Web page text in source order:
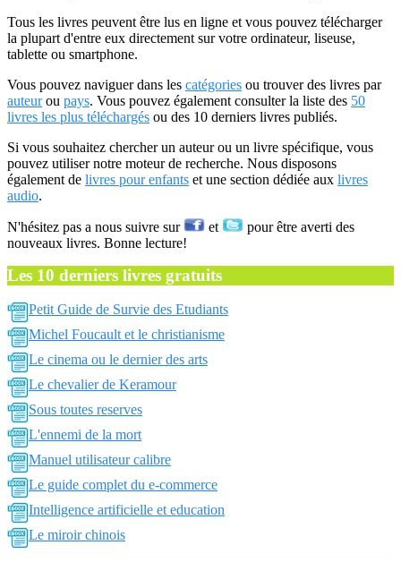
Tous les livres peuvent être lus en ligne et vous pouvez télécharger
la plupart d'entre eux directement sur votre ordinateur, liseuse,
tablette ou smartphone.
Vous pouvez naviguer dans les catégories ou trouver des livres par
auteurou pays. Vous pouvez également consulter la liste des 50
livres les plus téléchargés ou des 10 derniers livres publiés.
Si vous souhaitez chercher un auteur ou un livre spécifique, vous
pouvez utiliser notre moteur de recherche. Nous disposons
également de livres pour enfants et une section dédiée aux livres
audio.
N'hésitez pas a nous suivre sur et
pour être averti des
nouveaux livres. Bonne lecture!
Les 10 derniers livres gratuits
Petit Guide de Survie des Etudiants
Michel Foucault et le christianisme
Le cinema ou le dernier des arts
Le chevalier de Keramour
Sous toutes reserves
L'ennemi de la mort
Manuel utilisateur calibre
Le guide complet du e-commerce
Intelligence artificielle et education
Le miroir chinois